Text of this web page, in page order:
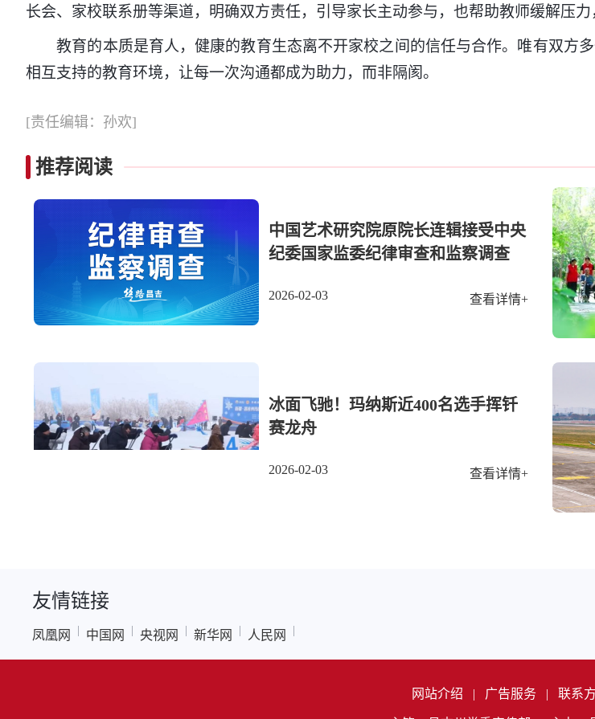
长会、家校联系册等渠道，明确双方责任，引导家长主动参与，也帮助教师缓解压力
教育的本质是育人，健康的教育生态离不开家校之间的信任与合作。唯有双方
相互支持的教育环境，让每一次沟通都成为助力，而非隔阂。
[责任编辑：孙欢]
推荐阅读
中国艺术研究院原院长连辑接受中央
纪委国家监委纪律审查和监察调查
2026-02-03 查看详情+
冰面飞驰！玛纳斯近400名选手挥钎
赛龙舟
2026-02-03 查看详情+
友情链接
凤凰网 中国网 央视网 新华网 人民网
网站介绍 | 广告服务 | 联系